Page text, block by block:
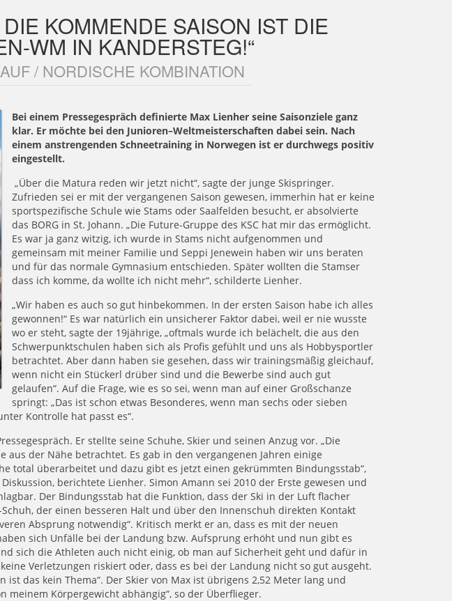
KOMMENDE SAISON IST DIE
WM IN KANDERSTEG!“
/ NORDISCHE KOMBINATION
Bei einem Pressegespräch definierte Max Lienher seine Saisonziele ganz
klar. Er möchte bei den Junioren–Weltmeisterschaften dabei sein. Nach
einem anstrengenden Schneetraining in Norwegen ist er durchwegs positiv
eingestellt.
„Über die Matura reden wir jetzt nicht“, sagte der junge Skispringer.
Zufrieden sei er mit der vergangenen Saison gewesen, immerhin hat er keine
sportspezifische Schule wie Stams oder Saalfelden besucht, er absolvierte
das BORG in St. Johann. „Die Future-Gruppe des KSC hat mir das ermöglicht.
Es war ja ganz witzig, ich wurde in Stams nicht aufgenommen und
gemeinsam mit meiner Familie und Seppi Jenewein haben wir uns beraten
und für das normale Gymnasium entschieden. Später wollten die Stamser
dass ich komme, da wollte ich nicht mehr“, schilderte Lienher.
„Wir haben es auch so gut hinbekommen. In der ersten Saison habe ich alles
gewonnen!“ Es war natürlich ein unsicherer Faktor dabei, weil er nie wusste
wo er steht, sagte der 19jährige, „oftmals wurde ich belächelt, die aus den
Schwerpunktschulen haben sich als Profis gefühlt und uns als Hobbysportler
betrachtet. Aber dann haben sie gesehen, dass wir trainingsmäßig gleichauf,
wenn nicht ein Stückerl drüber sind und die Bewerbe sind auch gut
gelaufen“. Auf die Frage, wie es so sei, wenn man auf einer Großschanze
springt: „Das ist schon etwas Besonderes, wenn man sechs oder sieben
Kontrolle hat passt es“.
Er stellte seine Schuhe, Skier und seinen Anzug vor. „Die
der Nähe betrachtet. Es gab in den vergangenen Jahren einige
total überarbeitet und dazu gibt es jetzt einen gekrümmten Bindungsstab“,
berichtete Lienher. Simon Amann sei 2010 der Erste gewesen und
Der Bindungsstab hat die Funktion, dass der Ski in der Luft flacher
der einen besseren Halt und über den Innenschuh direkten Kontakt
Absprung notwendig“. Kritisch merkt er an, dass es mit der neuen
sich Unfälle bei der Landung bzw. Aufsprung erhöht und nun gibt es
sich die Athleten auch nicht einig, ob man auf Sicherheit geht und dafür in
Verletzungen riskiert oder, dass es bei der Landung nicht so gut ausgeht.
ist das kein Thema“. Der Skier von Max ist übrigens 2,52 Meter lang und
meinem Körpergewicht abhängig“, so der Überflieger.